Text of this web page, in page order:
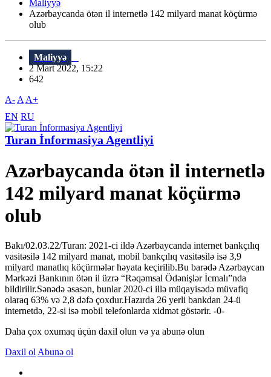
Maliyyə
Azərbaycanda ötən il internetlə 142 milyard manat köçürmə
olub
Maliyyə
2 Mart 2022, 15:22
642
A- A A+
EN RU
Turan İnformasiya Agentliyi
Azərbaycanda ötən il internetlə
142 milyard manat köçürmə
olub
Bakı/02.03.22/Turan: 2021-ci ildə Azərbaycanda internet bankçılıq
vasitəsilə 142 milyard manat, mobil bankçılıq vasitəsilə isə 3,9
milyard manatlıq köçürmələr həyata keçirilib.Bu barədə Azərbaycan
Mərkəzi Bankının ötən il üzrə “Rəqəmsal Ödənişlər İcmalı”nda
bildirilir.Sənədə əsasən, bunlar 2020-ci illə müqayisədə müvafiq
olaraq 63% və 2,8 dəfə çoxdur.Hazırda 26 yerli bankdan 24-ü
internetdə, 22-si isə mobil telefonlarda xidmət göstərir. -0-
Daha çox oxumaq üçün daxil olun və ya abunə olun
Daxil ol Abunə ol